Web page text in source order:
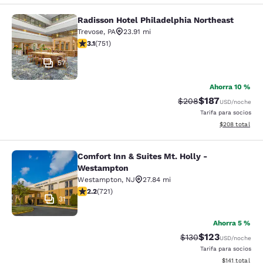
Radisson Hotel Philadelphia
57
Radisson Hotel Philadelphia Northeast
Trevose, PA
23.91 mi
calificación de 3.13 estrellas. Bueno. 751 reseñas
3.1(751)
Ahorra 10 %
Precio tachado:
$208Precio con
$187USD/noche
Tarifa para socios
Ver detalles
$208 total
Comfort Inn & Suites Mt. Holly -
31
Comfort Inn & Suites Mt. Holly -
Westampton
Westampton, NJ
27.84 mi
calificación de 2.22 estrellas. Feria. 721 reseñas
2.2(721)
Ahorra 5 %
Precio tachado:
$130Precio con
$123USD/noche
Tarifa para socios
Ver detalles
$141 total